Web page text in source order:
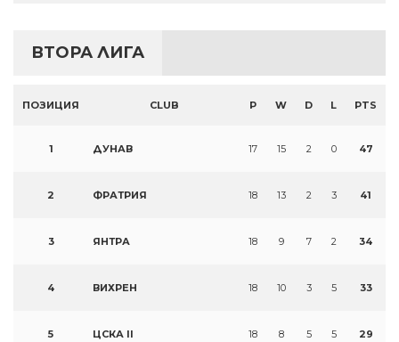
ВТОРА ЛИГА
ПОЗИЦИЯ CLUB P W D L PTS
1 ДУНАВ 17 15 2 0 47
2 ФРАТРИЯ 18 13 2 3 41
3 ЯНТРА 18 9 7 2 34
4 ВИХРЕН 18 10 3 5 33
5 ЦСКА II 18 8 5 5 29